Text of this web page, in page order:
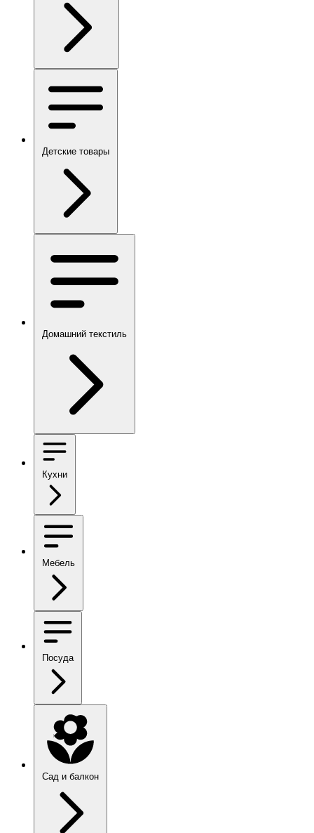
Детские товары
Домашний текстиль
Кухни
Мебель
Посуда
Сад и балкон